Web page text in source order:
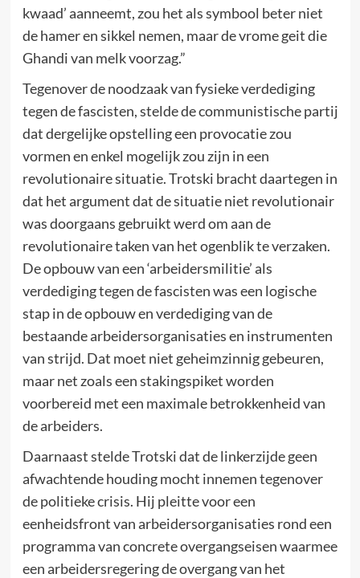
kwaad’ aanneemt, zou het als symbool beter niet
de hamer en sikkel nemen, maar de vrome geit die
Ghandi van melk voorzag.”
Tegenover de noodzaak van fysieke verdediging
tegen de fascisten, stelde de communistische partij
dat dergelijke opstelling een provocatie zou
vormen en enkel mogelijk zou zijn in een
revolutionaire situatie. Trotski bracht daartegen in
dat het argument dat de situatie niet revolutionair
was doorgaans gebruikt werd om aan de
revolutionaire taken van het ogenblik te verzaken.
De opbouw van een ‘arbeidersmilitie’ als
verdediging tegen de fascisten was een logische
stap in de opbouw en verdediging van de
bestaande arbeidersorganisaties en instrumenten
van strijd. Dat moet niet geheimzinnig gebeuren,
maar net zoals een stakingspiket worden
voorbereid met een maximale betrokkenheid van
de arbeiders.
Daarnaast stelde Trotski dat de linkerzijde geen
afwachtende houding mocht innemen tegenover
de politieke crisis. Hij pleitte voor een
eenheidsfront van arbeidersorganisaties rond een
programma van concrete overgangseisen waarmee
een arbeidersregering de overgang van het